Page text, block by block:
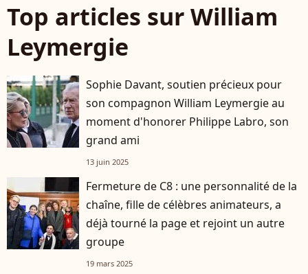
Top articles sur William
Leymergie
Sophie Davant, soutien précieux pour
son compagnon William Leymergie au
moment d'honorer Philippe Labro, son
grand ami
13 juin 2025
Fermeture de C8 : une personnalité de la
chaîne, fille de célèbres animateurs, a
déjà tourné la page et rejoint un autre
groupe
19 mars 2025